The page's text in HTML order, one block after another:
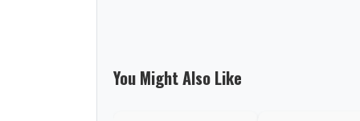
You Might Also Like